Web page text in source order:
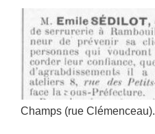
Champs (rue Clémenceau).